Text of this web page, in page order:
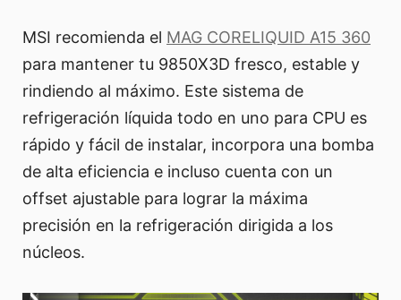
MSI recomienda el MAG CORELIQUID A15 360
para mantener tu 9850X3D fresco, estable y
rindiendo al máximo. Este sistema de
refrigeración líquida todo en uno para CPU es
rápido y fácil de instalar, incorpora una bomba
de alta eficiencia e incluso cuenta con un
offset ajustable para lograr la máxima
precisión en la refrigeración dirigida a los
núcleos.